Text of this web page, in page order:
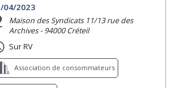
04/2023
Maison des Syndicats 11/13 rue des
Archives - 94000 Créteil
Sur RV
Association de consommateurs